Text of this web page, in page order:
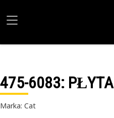
475-6083: PŁYTA
Marka: Cat